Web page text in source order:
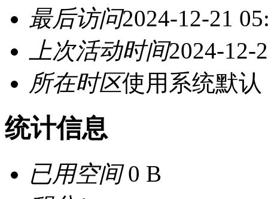
最后访问2024-12-21
上次活动时间2024-12-
所在时区使用系统默认
统计信息
已用空间0 B